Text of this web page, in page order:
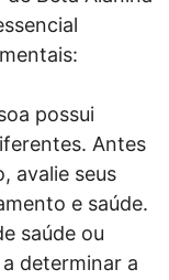
possui
Antes
avalie seus
e saúde.
saúde ou
determinar a